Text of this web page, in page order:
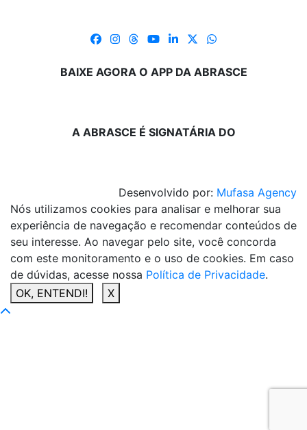
BAIXE AGORA O APP DA ABRASCE
A ABRASCE É SIGNATÁRIA DO
Desenvolvido por: Mufasa Agency
Nós utilizamos cookies para analisar e melhorar sua
experiência de navegação e recomendar conteúdos de
seu interesse. Ao navegar pelo site, você concorda
com este monitoramento e o uso de cookies. Em caso
de dúvidas, acesse nossa Política de Privacidade.
OK, ENTENDI!
X